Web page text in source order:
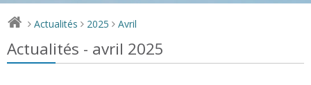
> Actualités > 2025 > Avril
Actualités - avril 2025